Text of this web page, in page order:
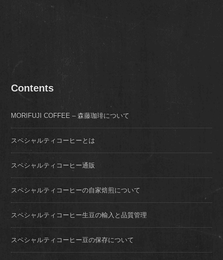
Contents
MORIFUJI COFFEE – 森藤珈琲について
スペシャルティコーヒーとは
スペシャルティコーヒー通販
スペシャルティコーヒーの自家焙煎について
スペシャルティコーヒー生豆の輸入と品質管理
スペシャルティコーヒー豆の保存について